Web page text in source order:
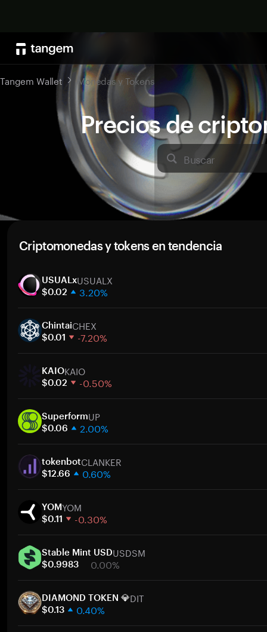
Precios de
Buscar
Tangem Wallet Monedas y Tokens
Criptomonedas y tokens en tendencia
USUALxUSUALX
$0.02 3.20%
30 días
Capitalización de mercado
ChintaiCHEX
$0.01 -7.20%
30 días
Capitalización de mercado
KAIOKAIO
$0.02 -0.50%
30 días
Capitalización de mercado
SuperformUP
$0.06 2.00%
30 días
Capitalización de mercado
tokenbotCLANKER
$12.66 0.60%
30 días
Capitalización de mercado
YOMYOM
$0.11 -0.30%
30 días
Capitalización de mercado
Stable Mint USDUSDSM
$0.9983 0.00%
30 días
Capitalización de mercado
DIAMOND TOKEN 💎DIT
$0.13 0.40%